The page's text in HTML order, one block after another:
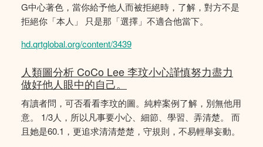
G中心著色，當你給予他人而被拒絕時，了解，對方不是
拒絕你「本人」 只是那「選擇」不適合他當下。
hd.qrtglobal.org/content/3439
人類圖分析 CoCo Lee 李玟小心謹慎努力盡力
做好他人眼中的自己。
有讀者問，可否看看李玟的圖。純粹案例了解，別無他用
意。 1/3人，所以凡事要小心、細節、學習、弄清楚。 而
且她是60.1，更追求清清楚楚，守規則，不易輕舉妄動。